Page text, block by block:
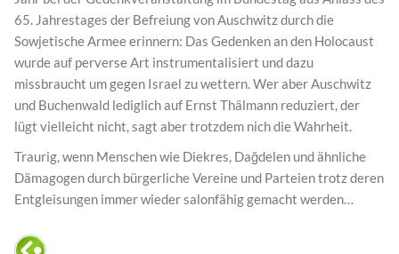
65. Jahrestages der Befreiung von Auschwitz durch die
Sowjetische Armee erinnern: Das Gedenken an den Holocaust
wurde auf perverse Art instrumentalisiert und dazu
missbraucht um gegen Israel zu wettern. Wer aber Auschwitz
und Buchenwald lediglich auf Ernst Thälmann reduziert, der
lügt vielleicht nicht, sagt aber trotzdem nich die Wahrheit.
Traurig, wenn Menschen wie Diekres, Dağdelen und ähnliche
Dämagogen durch bürgerliche Vereine und Parteien trotz deren
Entgleisungen immer wieder salonfähig gemacht werden…